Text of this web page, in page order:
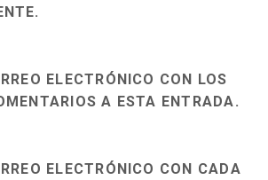
ELECTRÓNICO CON LOS
A ESTA ENTRADA.
ELECTRÓNICO CON CADA